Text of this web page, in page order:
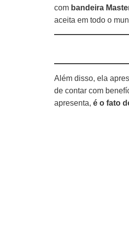
com bandeira
aceita em todo o
Além disso, ela
de contar com
apresenta, é o fato